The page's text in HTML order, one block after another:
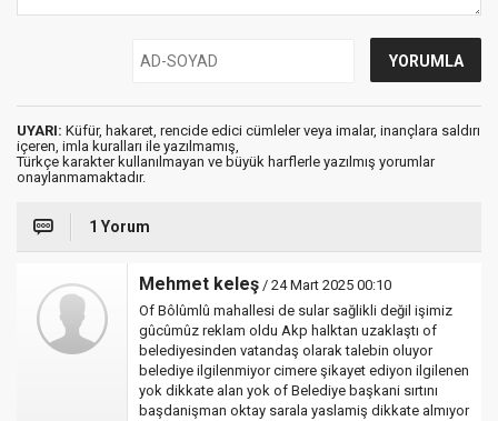
UYARI: Küfür, hakaret, rencide edici cümleler veya imalar, inançlara saldırı
içeren, imla kuralları ile yazılmamış,
Türkçe karakter kullanılmayan ve büyük harflerle yazılmış yorumlar
onaylanmamaktadır.
1 Yorum
Mehmet keleş / 24 Mart 2025 00:10
Of Bôlûmlû mahallesi de sular sağlikli değil işimiz
gûcûmûz reklam oldu Akp halktan uzaklaştı of
belediyesinden vatandaş olarak talebin oluyor
belediye ilgilenmiyor cimere şikayet ediyon ilgilenen
yok dikkate alan yok of Belediye başkani sırtını
başdanişman oktay sarala yaslamiş dikkate almıyor